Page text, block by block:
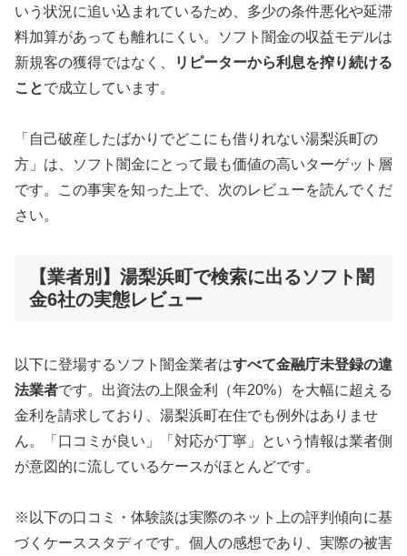
いう状況に追い込まれているため、多少の条件悪化や延滞
料加算があっても離れにくい。ソフト闇金の収益モデルは
新規客の獲得ではなく、
リピーターから利息を搾り続ける
ことで成立しています。
「自己破産したばかりでどこにも借りれない湯梨浜町の
方」は、ソフト闇金にとって最も価値の高いターゲット層
です。この事実を知った上で、次のレビューを読んでくだ
さい。
【業者別】湯梨浜町で検索に出るソフト闇
金6社の実態レビュー
以下に登場するソフト闇金業者はすべて金融庁未登録の違
法業者です。出資法の上限金利（年20%）を大幅に超える
金利を請求しており、湯梨浜町在住でも例外はありませ
ん。「口コミが良い」「対応が丁寧」という情報は業者側
が意図的に流しているケースがほとんどです。
※以下の口コミ・体験談は実際のネット上の評判傾向に基
づくケーススタディです。個人の感想であり、実際の被害